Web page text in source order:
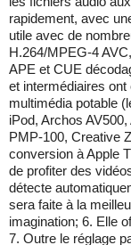
rapidement, avec
utile avec de
H.264/MPEG-4
APE et CUE
et intermédiaires
multimédia potable
iPod, Archos
PMP-100, Creative
conversion à Apple
de profiter des
détecte
sera faite à la
imagination; 6. Elle
7. Outre le réglage